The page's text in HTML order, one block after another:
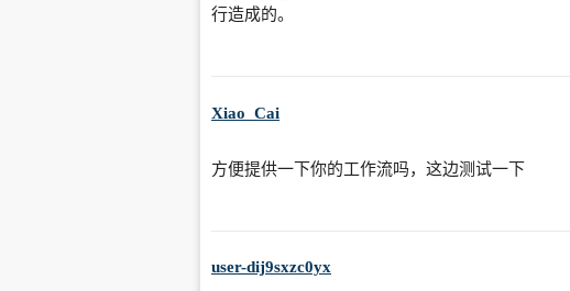
行造成的。
Xiao_Cai
方便提供一下你的工作流吗，这边测试一下
user-dij9sxzc0yx